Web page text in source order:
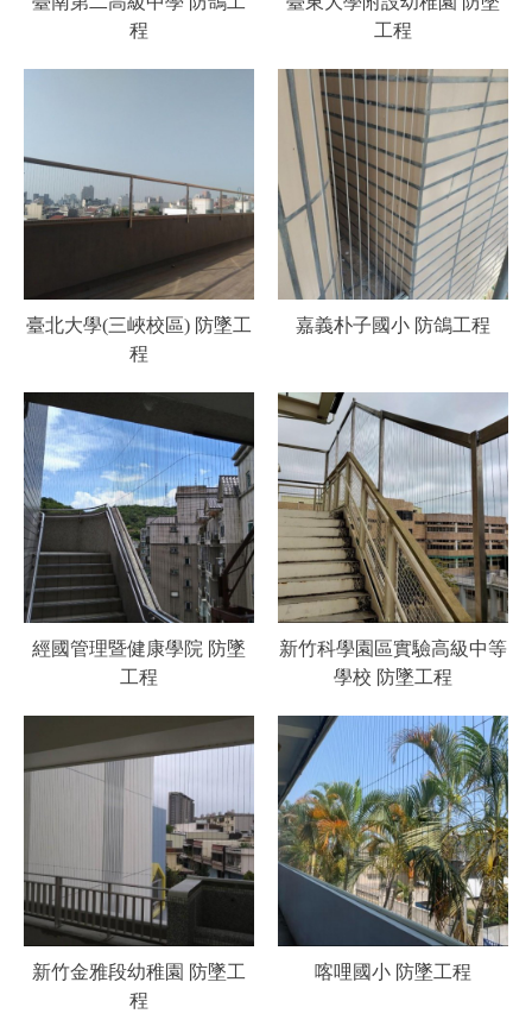
程
工程
臺北大學(三峽校區) 防墜工
程
嘉義朴子國小 防鴿工程
經國管理暨健康學院 防墜
工程
新竹科學園區實驗高級中等
學校 防墜工程
新竹金雅段幼稚園 防墜工
程
喀哩國小 防墜工程